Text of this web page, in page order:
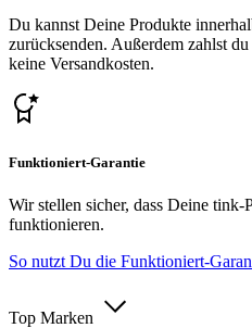
Du kannst Deine Produkte
zurücksenden. Außerdem zahlst
keine Versandkosten.
Funktioniert-Garantie
Wir stellen sicher, dass Deine
funktionieren.
So nutzt Du die Funktioniert-
Top Marken